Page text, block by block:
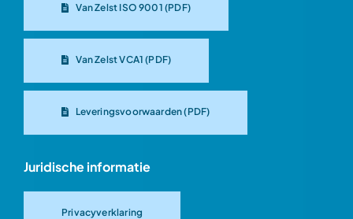
Van Zelst ISO 9001 (PDF)
Van Zelst VCA1 (PDF)
Leveringsvoorwaarden (PDF)
Juridische informatie
Privacyverklaring